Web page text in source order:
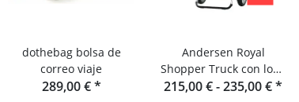
dothebag bolsa de
correo viaje
289,00 €*
Andersen Royal
Shopper Truck con lona
para camión
215,00 € -235,00 €*